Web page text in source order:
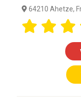
64210 Ahetze,